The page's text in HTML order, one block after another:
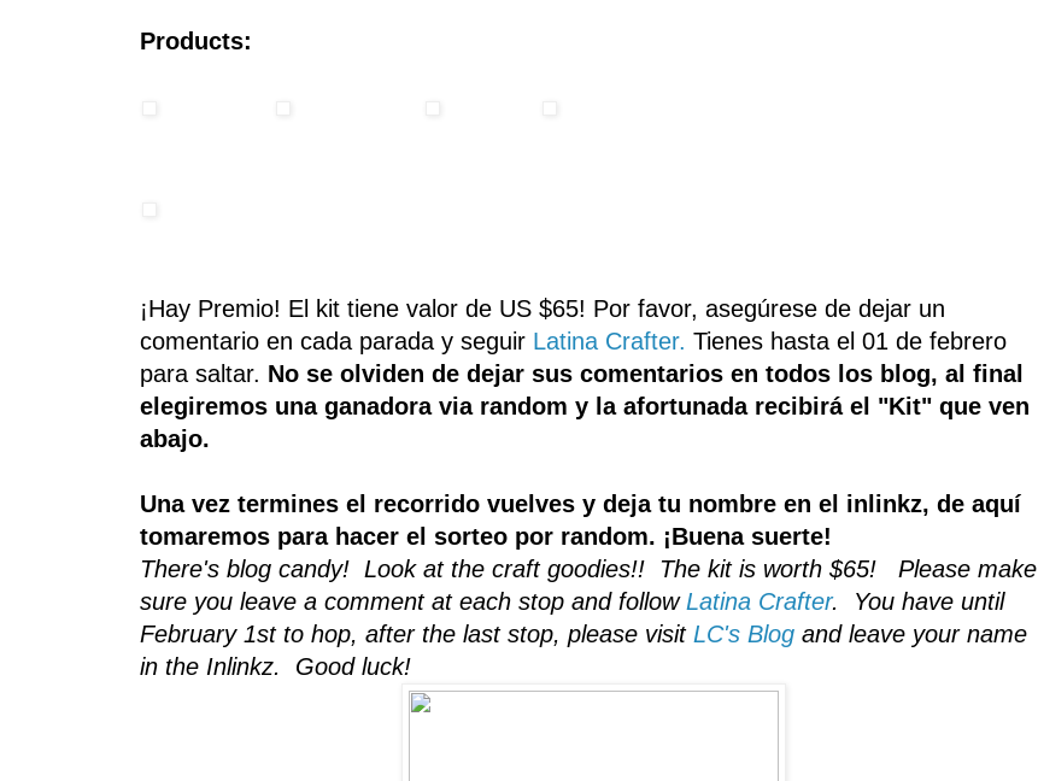
Products:
¡Hay Premio! El kit tiene valor de US $65! Por favor, asegúrese de dejar un
comentario en cada parada y seguir Latina Crafter. Tienes hasta el 01 de febrero
para saltar. No se olviden de dejar sus comentarios en todos los blog, al final
elegiremos una ganadora via random y la afortunada recibirá el "Kit" que ven
abajo.
Una vez termines el recorrido vuelves y deja tu nombre en el inlinkz, de aquí
tomaremos para hacer el sorteo por random. ¡Buena suerte!
There's blog candy! Look at the craft goodies!! The kit is worth $65! Please make
sure you leave a comment at each stop and followLatina Crafter. You have until
February 1st to hop, after the last stop, please visit LC's Blogand leave your name
in the Inlinkz. Good luck!